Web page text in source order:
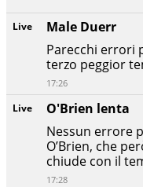
Live
O'Brien lenta
Nessun errore
O’Brien, che
chiude con il
17:28
Live
Male Duerr
Parecchi errori
terzo peggior
17:26